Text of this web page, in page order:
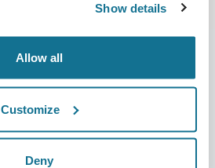
Show details
Allow all
Customize
DenyGestor de negócios 3D